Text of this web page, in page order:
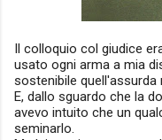
Il colloquio col giudice
usato ogni arma a mia
sostenibile quell'assurda
E, dallo sguardo che la
avevo intuito che un
seminarlo.